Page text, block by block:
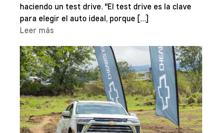
haciendo un test drive. "El test drive es la clave
para elegir el auto ideal, porque […]
Leer más